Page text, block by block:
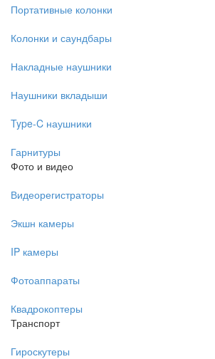
Портативные колонки
Колонки и саундбары
Накладные наушники
Наушники вкладыши
Type-C наушники
Гарнитуры
Фото и видео
Видеорегистраторы
Экшн камеры
IP камеры
Фотоаппараты
Квадрокоптеры
Транспорт
Гироскутеры